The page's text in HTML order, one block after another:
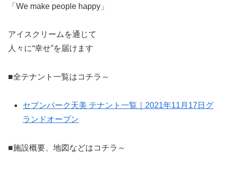
「We make people happy」
アイスクリームを通じて
人々に“幸せ”を届けます
■全テナント一覧はコチラ～
セブンパーク天美 テナント一覧｜2021年11月17日グ
ランドオープン
■施設概要、地図などはコチラ～